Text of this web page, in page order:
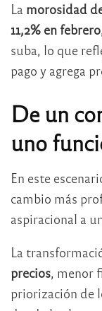
La morosidad
11,2% en febrero
suba, lo que
pago y agrega
De un
uno
En este
cambio más
aspiracional a
La
precios, menor
priorización de